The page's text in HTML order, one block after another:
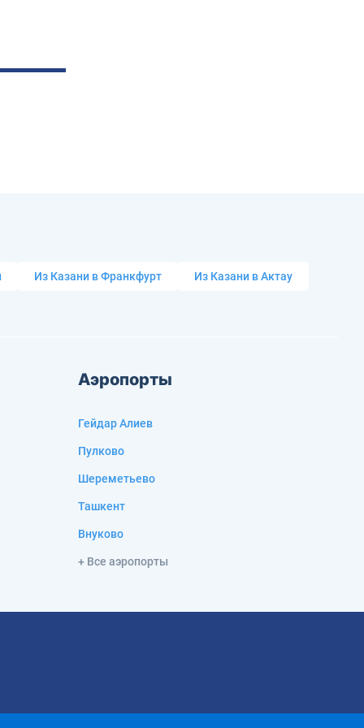
Из Казани в Франкфурт Из Казани в Актау
Аэропорты
Гейдар Алиев
Пулково
Шереметьево
Ташкент
Внуково
+ Все аэропорты